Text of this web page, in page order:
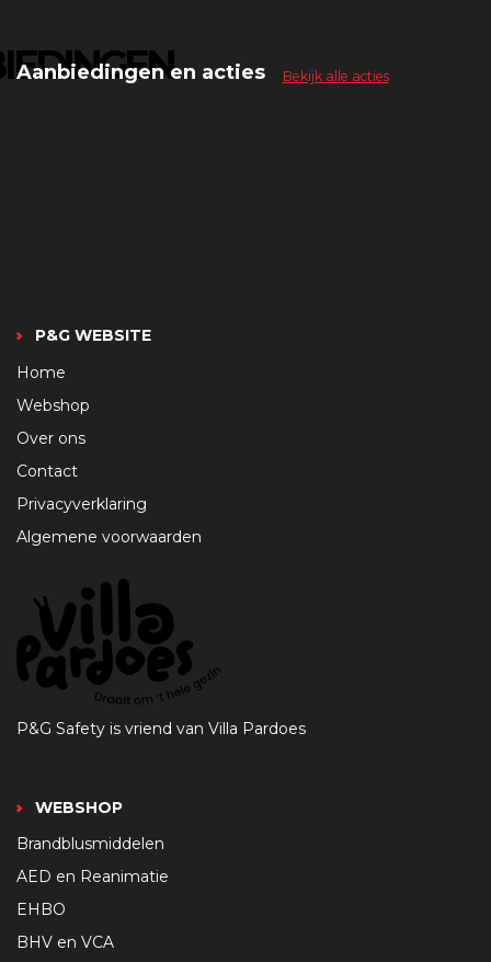
Aanbiedingen en acties Bekijk alle acties
P&G WEBSITE
Home
Webshop
Over ons
Contact
Privacyverklaring
Algemene voorwaarden
P&G Safety is vriend van Villa Pardoes
WEBSHOP
Brandblusmiddelen
AED en Reanimatie
EHBO
BHV en VCA